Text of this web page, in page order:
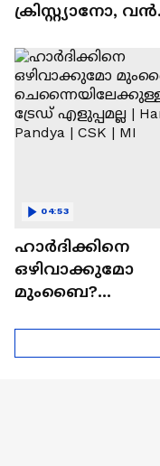
ക്രിസ്റ്റ്യാനോ, വന്‍
പദ്ധതികള്‍ |
Ronaldo
ഹാർദിക്കിനെ
ഒഴിവാക്കുമോ
മുംബൈ?
Hardik Pandya |
04:53